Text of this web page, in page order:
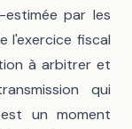
par les
l'exercice fiscal
à arbitrer et
qui
un moment